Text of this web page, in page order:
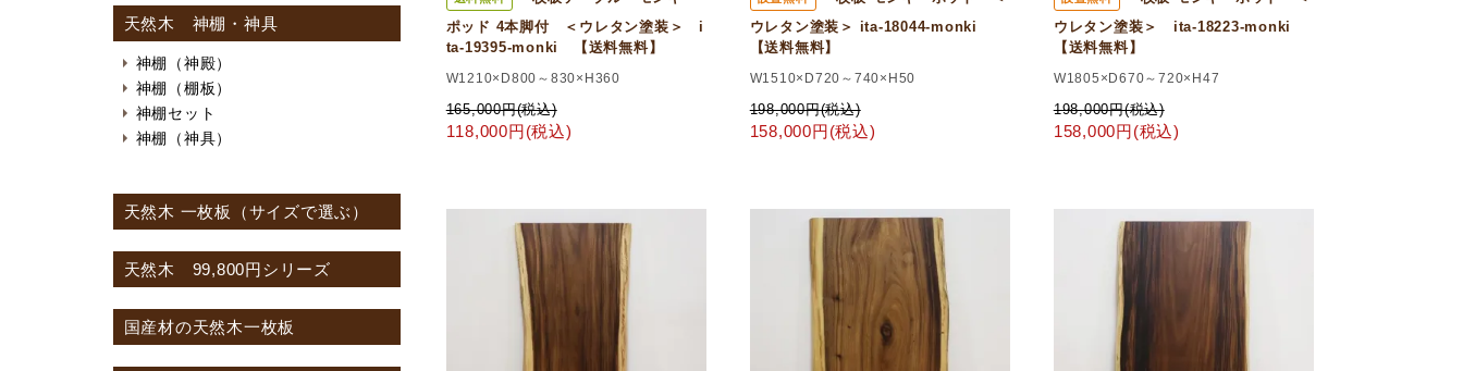
ポッド 4本脚付 ＜ウレタン塗装＞ i
ta-19395-monki 【送料無料】
W1210×D800～830×H360
165,000円(税込)
118,000円(税込)
ウレタン塗装＞ ita-18044-monki
【送料無料】
W1510×D720～740×H50
198,000円(税込)
158,000円(税込)
ウレタン塗装＞ ita-18223-monki
【送料無料】
W1805×D670～720×H47
198,000円(税込)
158,000円(税込)
天然木 神棚・神具
神棚（神殿）
神棚（棚板）
神棚セット
神棚（神具）
天然木 一枚板（サイズで選ぶ）
天然木 99,800円シリーズ
国産材の天然木一枚板